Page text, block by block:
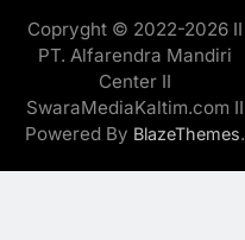
Copryght © 2022-2026 II
PT. Alfarendra Mandiri
Center II
SwaraMediaKaltim.com II
Powered By BlazeThemes.